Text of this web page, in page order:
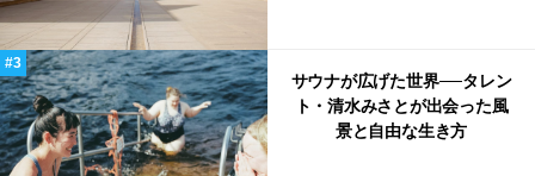
サウナが広げた世界──タレン
ト・清水みさとが出会った風
景と自由な生き方